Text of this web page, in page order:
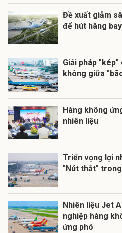
Đề xuất giảm
để hút hãng
Giải pháp
không giữa
Hàng không
nhiên liệu
Triển vọng lợi
"Nút thắt"
Nhiên liệu Jet
nghiệp hàng
ứng phó